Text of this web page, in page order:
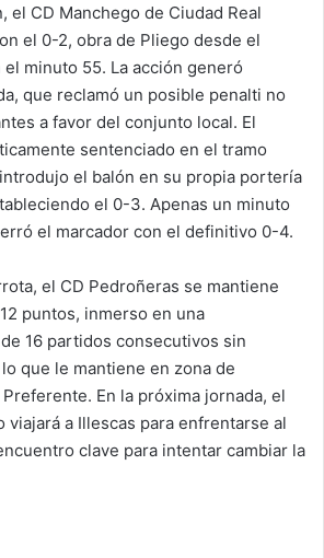
el CD Manchego de Ciudad Real
el 0-2, obra de Pliego desde el
minuto 55. La acción generó
que reclamó un posible penalti no
a favor del conjunto local. El
sentenciado en el tramo
el balón en su propia portería
el 0-3. Apenas un minuto
el marcador con el definitivo 0-4.
el CD Pedroñeras se mantiene
puntos, inmerso en una
16 partidos consecutivos sin
que le mantiene en zona de
En la próxima jornada, el
a Illescas para enfrentarse al
clave para intentar cambiar la